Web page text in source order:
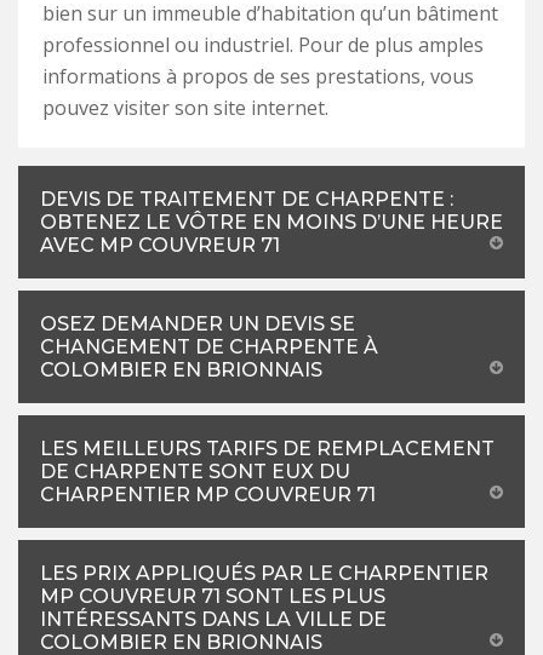
bien sur un immeuble d’habitation qu’un bâtiment
professionnel ou industriel. Pour de plus amples
informations à propos de ses prestations, vous
pouvez visiter son site internet.
DEVIS DE TRAITEMENT DE CHARPENTE :
OBTENEZ LE VÔTRE EN MOINS D’UNE HEURE
AVEC MP COUVREUR 71
OSEZ DEMANDER UN DEVIS SE
CHANGEMENT DE CHARPENTE À
COLOMBIER EN BRIONNAIS
LES MEILLEURS TARIFS DE REMPLACEMENT
DE CHARPENTE SONT EUX DU
CHARPENTIER MP COUVREUR 71
LES PRIX APPLIQUÉS PAR LE CHARPENTIER
MP COUVREUR 71 SONT LES PLUS
INTÉRESSANTS DANS LA VILLE DE
COLOMBIER EN BRIONNAIS